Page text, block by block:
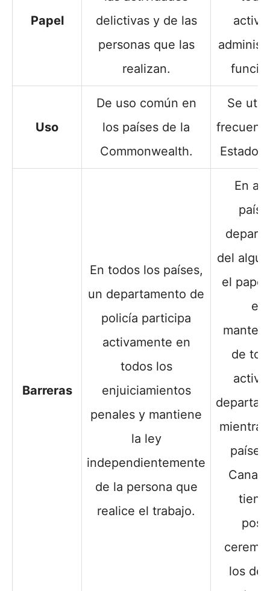
Papel
delictivas y de las
personas que las
realizan.
Uso
De uso común en
los países de la
Commonwealth.
Se
Estados
Barreras
En todos los países,
un departamento de
policía participa
activamente en
todos los
enjuiciamientos
penales y mantiene
la ley
independientemente
de la persona que
realice el trabajo.
En
del
el
en
de
tiene
los